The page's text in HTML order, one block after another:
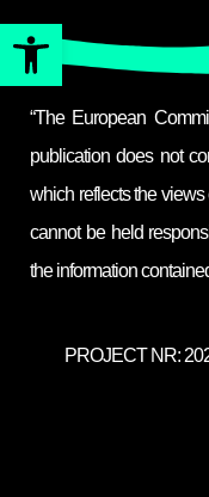
“The European
publication does not
which reflects the
cannot be held
the information
PROJECT NR:
Open